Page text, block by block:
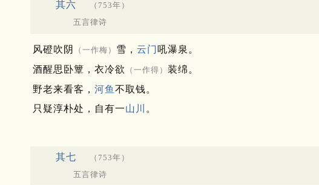
其六
（753年）
五言律诗
风磴吹阴 （一作梅） 雪， 云门 吼瀑泉。
酒醒思卧簟，衣冷欲
（一作得） 装绵。
野老来看客， 河鱼 不取钱。
只疑淳朴处，自有一山川 。
其七
（753年）
五言律诗